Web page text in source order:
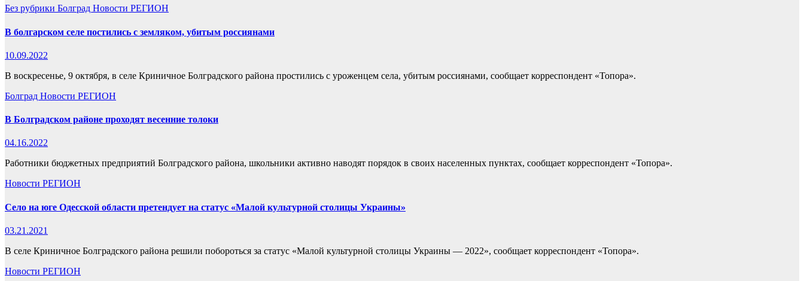
Без рубрики Болград Новости РЕГИОН
В болгарском селе постились с земляком, убитым россиянами
10.09.2022
В воскресенье, 9 октября, в селе Криничное Болградского района простились с уроженцем села, убитым россиянами, сообщает корреспондент «Топора».
Болград Новости РЕГИОН
В Болградском районе проходят весенние толоки
04.16.2022
Работники бюджетных предприятий Болградского района, школьники активно наводят порядок в своих населенных пунктах, сообщает корреспондент «Топора».
Новости РЕГИОН
Село на юге Одесской области претендует на статус «Малой культурной столицы Украины»
03.21.2021
В селе Криничное Болградского района решили побороться за статус «Малой культурной столицы Украины — 2022», сообщает корреспондент «Топора».
Новости РЕГИОН